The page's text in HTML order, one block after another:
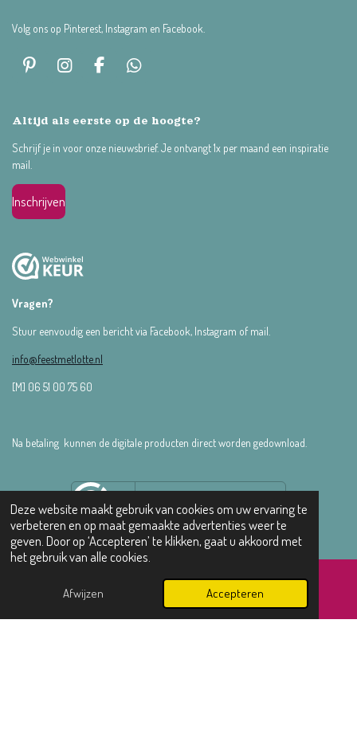
Deze website maakt gebruik van cookies om uw ervaring te
verbeteren en op maat gemaakte advertenties weer te
geven. Door op ‘Accepteren’ te klikken, gaat u akkoord met
het gebruik van alle cookies.
Afwijzen Accepteren
Volg ons op Pinterest, Instagram en Facebook.
P
t
r
e
s
t
I
t
g
a
m
F
e
o
W
t
A
Altijd als eerste op de hoogte?
Schrijf je in voor onze nieuwsbrief. Je ontvangt 1x per maand een inspiratie
mail.
Inschrijven
Vragen?
Stuur eenvoudig een bericht via Facebook, Instagram of mail.
info@feestmetlotte.nl
[M] 06 51 00 75 60
Na betaling kunnen de digitale producten direct worden gedownload.
E-mailadres